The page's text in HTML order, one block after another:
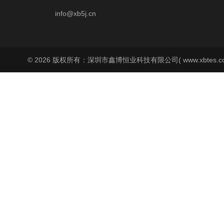
info@xb5j.cn
© 2026 版权所有：深圳市鑫博恒业科技有限公司(